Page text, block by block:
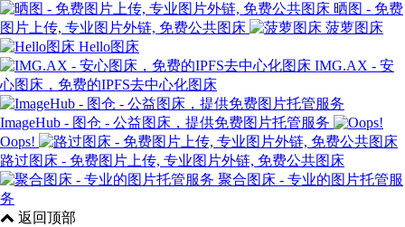
晒图 - 免费
图片上传, 专业图片外链, 免费公共图床
菠萝图床
Hello图床
IMG.AX - 安
心图床，免费的IPFS去中心化图床
ImageHub - 图仓 - 公益图床，提供免费图片托管服务
Oops!
路过图床 - 免费图片上传, 专业图片外链, 免费公共图床
聚合图床 - 专业的图片托管服
务
返回顶部